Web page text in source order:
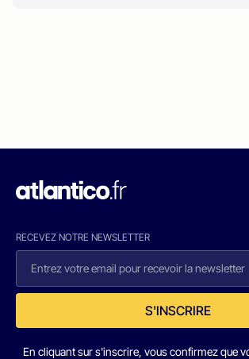
RECEVEZ NOTRE NEWSLETTER
S'INSCRIRE
En cliquant sur s'inscrire, vous confirmez que